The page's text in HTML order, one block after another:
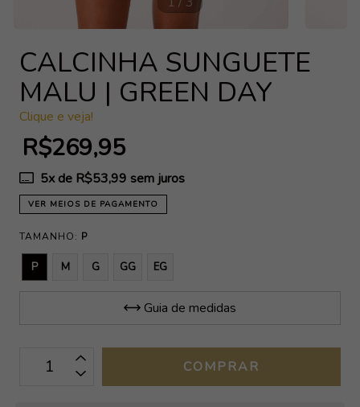
CALCINHA SUNGUETE
MALU | GREEN DAY
Clique e veja!
R$269,95
5x de R$53,99 sem juros
VER MEIOS DE PAGAMENTO
TAMANHO: P
P M G GG EG
Guia de medidas